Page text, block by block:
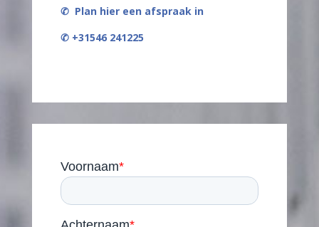
✆Plan hier een afspraak in
✆ +31546 241225